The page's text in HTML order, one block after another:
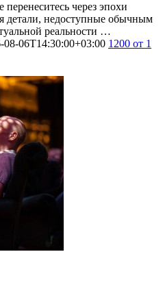
через эпохи
детали, недоступные обычным
реальности …
08-06T14:30:00+03:00 1200 от 1